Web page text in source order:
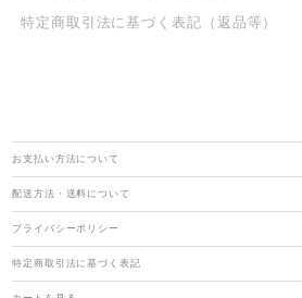
特定商取引法に基づく表記（返品等）
お支払い方法について
配送方法・送料について
プライバシーポリシー
特定商取引法に基づく表記